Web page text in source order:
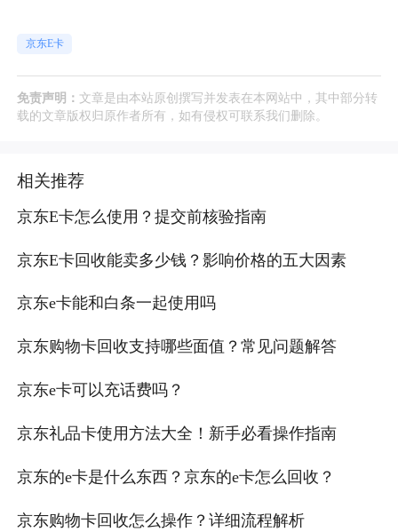
京东E卡
免责声明： 文章是由本站原创撰写并发表在本网站中，其中部分转
载的文章版权归原作者所有，如有侵权可联系我们删除。
相关推荐
京东E卡怎么使用？提交前核验指南
京东E卡回收能卖多少钱？影响价格的五大因素
京东e卡能和白条一起使用吗
京东购物卡回收支持哪些面值？常见问题解答
京东e卡可以充话费吗？
京东礼品卡使用方法大全！新手必看操作指南
京东的e卡是什么东西？京东的e卡怎么回收？
京东购物卡回收怎么操作？详细流程解析